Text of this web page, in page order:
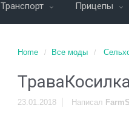
Транспорт Прицепы
Home Все моды
23.01.2018 Написал